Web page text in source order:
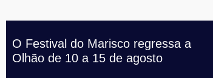
O Festival do Marisco regressa a
Olhão de 10 a 15 de agosto